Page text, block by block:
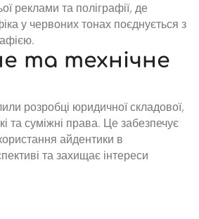
реклами та поліграфії, де
у червоних тонах поєднується з
та технічне
розробці юридичної складової,
та суміжні права. Це забезпечує
айдентики в
та захищає інтереси